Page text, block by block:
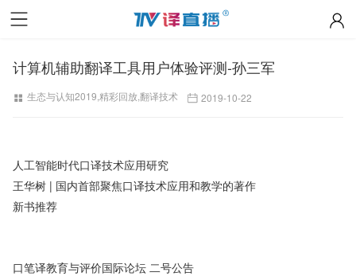
计算机辅助翻译工具用户体验评测-孙三军
生态与认知2019 精彩回放,翻译技术 2019-10-22
人工智能时代口译技术应用研究
王华树 | 国内首部聚焦口译技术应用和教学的著作
新书推荐
口笔译教育与评价国际论坛 二号公告